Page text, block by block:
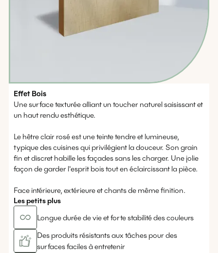
Effet Bois
Une surface texturée alliant un toucher naturel saisissant et
un haut rendu esthétique.
Le hêtre clair rosé est une teinte tendre et lumineuse,
typique des cuisines qui privilégient la douceur. Son grain
fin et discret habille les façades sans les charger. Une jolie
façon de garder l'esprit bois tout en éclaircissant la pièce.
Face intérieure, extérieure et chants de même finition.
Les petits plus
Longue durée de vie et forte stabilité des couleurs
Des produits résistants aux tâches pour des
surfaces faciles à entretenir